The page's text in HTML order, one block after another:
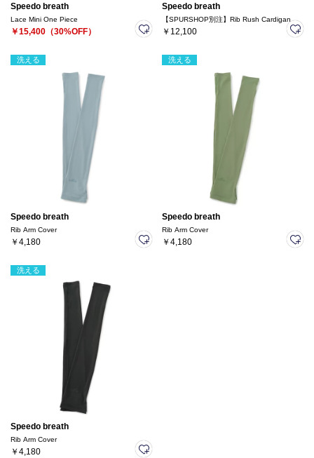
Speedo breath
Lace Mini One Piece
￥15,400（30%OFF）
Speedo breath
【SPURSHOP別注】Rib Rush Cardigan
￥12,100
洗える
Speedo breath
Rib Arm Cover
￥4,180
洗える
Speedo breath
Rib Arm Cover
￥4,180
洗える
Speedo breath
Rib Arm Cover
￥4,180